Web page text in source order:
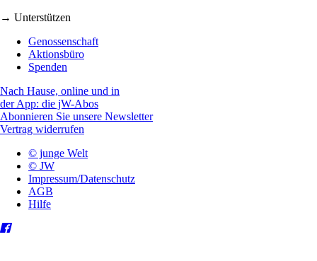
→ Unterstützen
Genossenschaft
Aktionsbüro
Spenden
Nach Hause, online und in
der App: die jW-Abos
Abonnieren Sie unsere Newsletter
Vertrag widerrufen
© junge Welt
© JW
Impressum/Datenschutz
AGB
Hilfe